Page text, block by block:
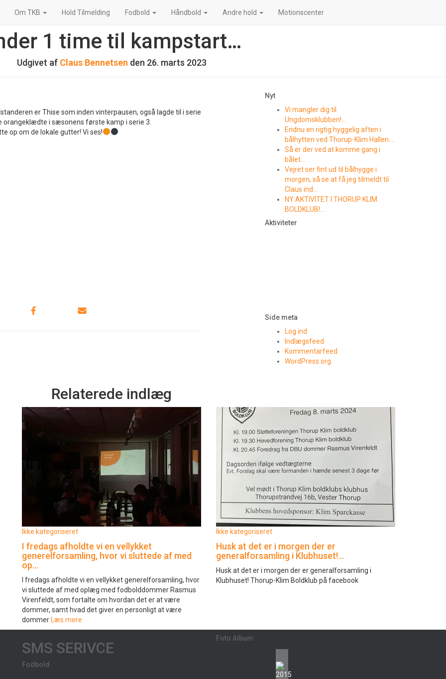
Om TKB Hold Tilmelding Fodbold Håndbold Andre hold Motionscenter
1 time til kampstart…
Udgivet af Claus Bennetsen den 26. marts 2023
er Thise som inden vinterpausen, også lagde til i serie
orangeklædte i sæsonens første kamp i serie 3.
op om de lokale gutter! Vi ses!
Nyt
Vi mangler dig til
Ungdomsklubben!…
Endnu en rigtig hyggelig aften i
bålhytten ved Thorup-Klim Hallen….
Så er der ved at komme gang i
bålet…
Vejret ser fint ud til bålhygge i
morgen, så se at få jeg tilmeldt til
Claus ind…
NY AKTIVITET I THORUP KLIM
BOLDKLUB!…
Aktiviteter
Side meta
Log ind
Indlægsfeed
Kommentarfeed
WordPress.org
Relaterede indlæg
Ikke kategoriseret
I fredags afholdte vi en vellykket
generelforsamling, hvor vi sluttede af med
op…
I fredags afholdte vi en vellykket generelforsamling, hvor
vi sluttede af med oplæg med fodbolddommer Rasmus
Virenfeldt, som fortalte om hvordan det er at være
dommer, samt hvad det giver en personligt at være
dommer Læs mere
Ikke kategoriseret
Husk at det er i morgen der er
generalforsamling i Klubhuset!…
Husk at det er i morgen der er generalforsamling i
Klubhuset! Thorup-Klim Boldklub på facebook
SMS SERIVCE
Fodbold
Foto Album